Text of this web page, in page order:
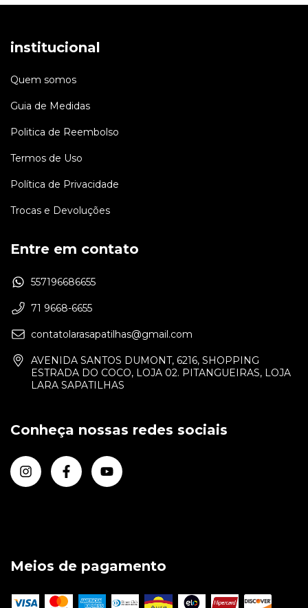
institucional
Quem somos
Guia de Medidas
Politica de Reembolso
Termos de Uso
Política de Privacidade
Trocas e Devoluções
Entre em contato
557196686655
71 9668-6655
contatolarasapatilhas@gmail.com
AVENIDA SANTOS DUMONT, 6216, SHOPPING
ESTRADA DO COCO, LOJA 02. PITANGUEIRAS, LOJA
LARA SAPATILHAS
Conheça nossas redes sociais
Meios de pagamento